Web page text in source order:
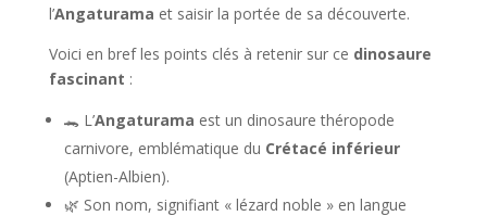
l’Angaturama et saisir la portée de sa découverte.
Voici en bref les points clés à retenir sur ce dinosaure
fascinant :
🐊 L’Angaturama est un dinosaure théropode
carnivore, emblématique du Crétacé inférieur
(Aptien-Albien).
🌿 Son nom, signifiant « lézard noble » en langue